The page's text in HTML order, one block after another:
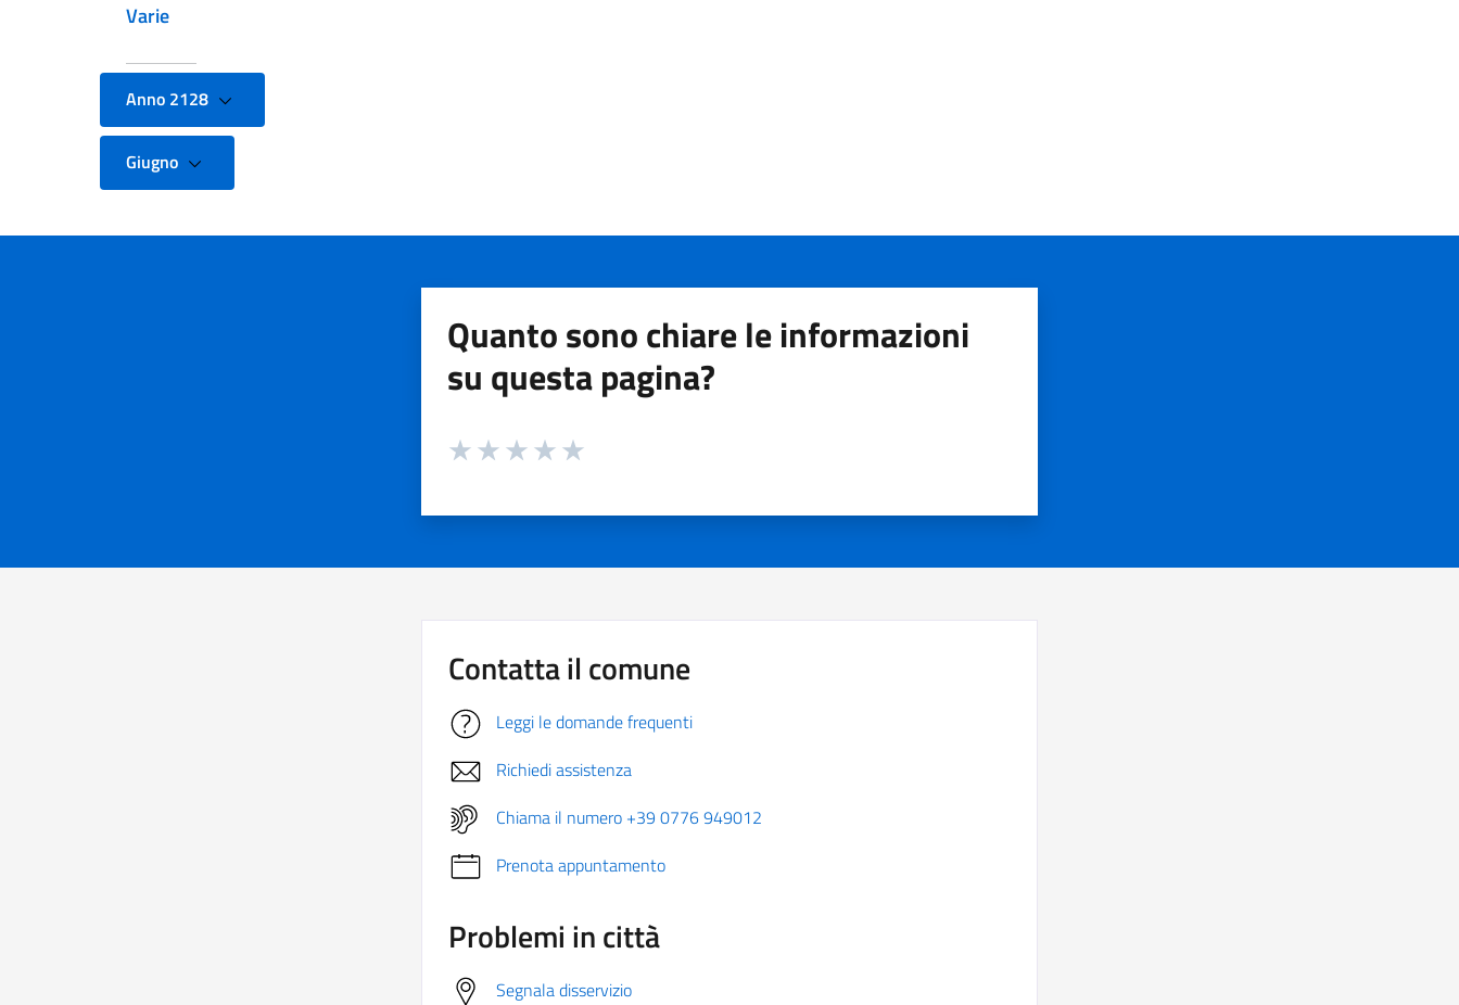
Varie
Anno 2128
Giugno
Quanto sono chiare le informazioni
su questa pagina?
Valuta da 1 a 5 stelle la pagina
Contatta il comune
Leggi le domande frequenti
Richiedi assistenza
Chiama il numero +39 0776 949012
Prenota appuntamento
Problemi in città
Segnala disservizio